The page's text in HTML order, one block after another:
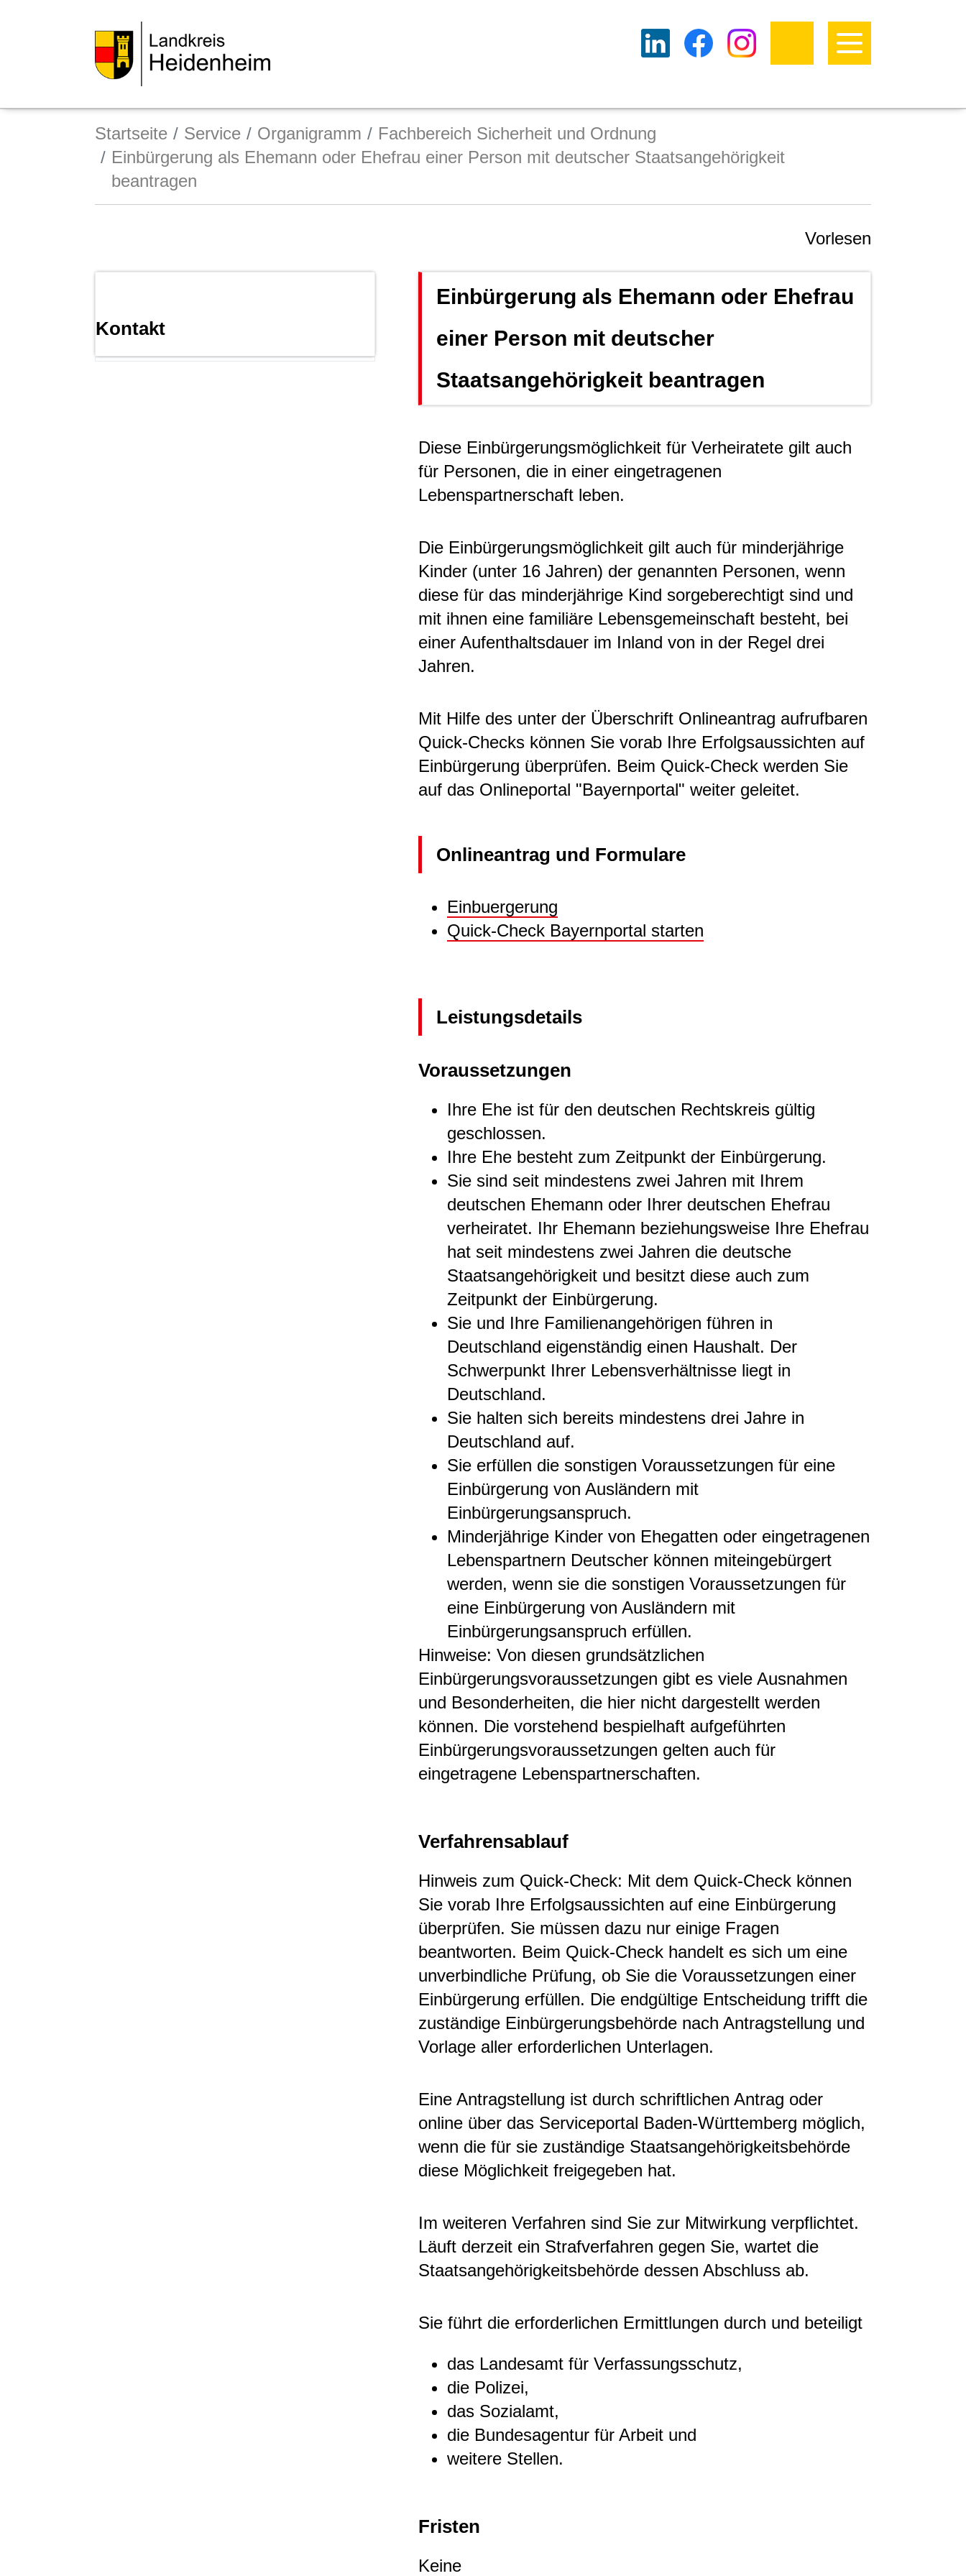
Startseite Service Organigramm
Fachbereich Sicherheit und Ordnung
Einbürgerung als Ehemann oder Ehefrau einer Person mit deutscher Staatsangehörigkeit
beantragen
Vorlesen
Kontakt
Einbürgerung als Ehemann oder Ehefrau
einer Person mit deutscher
Staatsangehörigkeit beantragen
Diese Einbürgerungsmöglichkeit für Verheiratete gilt auch
für Personen, die in einer eingetragenen
Lebenspartnerschaft leben.
Die Einbürgerungsmöglichkeit gilt auch für minderjährige
Kinder (unter 16 Jahren) der genannten Personen, wenn
diese für das minderjährige Kind sorgeberechtigt sind und
mit ihnen eine familiäre Lebensgemeinschaft besteht, bei
einer Aufenthaltsdauer im Inland von in der Regel drei
Jahren.
Mit Hilfe des unter der Überschrift Onlineantrag aufrufbaren
Quick-Checks können Sie vorab Ihre Erfolgsaussichten auf
Einbürgerung überprüfen. Beim Quick-Check werden Sie
auf das Onlineportal "Bayernportal" weiter geleitet.
Onlineantrag und Formulare
Einbuergerung
Quick-Check Bayernportal starten
Leistungsdetails
Voraussetzungen
Ihre Ehe ist für den deutschen Rechtskreis gültig
geschlossen.
Ihre Ehe besteht zum Zeitpunkt der Einbürgerung.
Sie sind seit mindestens zwei Jahren mit Ihrem
deutschen Ehemann oder Ihrer deutschen Ehefrau
verheiratet. Ihr Ehemann beziehungsweise Ihre Ehefrau
hat seit mindestens zwei Jahren die deutsche
Staatsangehörigkeit und besitzt diese auch zum
Zeitpunkt der Einbürgerung.
Sie und Ihre Familienangehörigen führen in
Deutschland eigenständig einen Haushalt. Der
Schwerpunkt Ihrer Lebensverhältnisse liegt in
Deutschland.
Sie halten sich bereits mindestens drei Jahre in
Deutschland auf.
Sie erfüllen die sonstigen Voraussetzungen für eine
Einbürgerung von Ausländern mit
Einbürgerungsanspruch.
Minderjährige Kinder von Ehegatten oder eingetragenen
Lebenspartnern Deutscher können miteingebürgert
werden, wenn sie die sonstigen Voraussetzungen für
eine Einbürgerung von Ausländern mit
Einbürgerungsanspruch erfüllen.
Hinweise: Von diesen grundsätzlichen
Einbürgerungsvoraussetzungen gibt es viele Ausnahmen
und Besonderheiten, die hier nicht dargestellt werden
können. Die vorstehend bespielhaft aufgeführten
Einbürgerungsvoraussetzungen gelten auch für
eingetragene Lebenspartnerschaften.
Verfahrensablauf
Hinweis zum Quick-Check: Mit dem Quick-Check können
Sie vorab Ihre Erfolgsaussichten auf eine Einbürgerung
überprüfen. Sie müssen dazu nur einige Fragen
beantworten. Beim Quick-Check handelt es sich um eine
unverbindliche Prüfung, ob Sie die Voraussetzungen einer
Einbürgerung erfüllen. Die endgültige Entscheidung trifft die
zuständige Einbürgerungsbehörde nach Antragstellung und
Vorlage aller erforderlichen Unterlagen.
Eine Antragstellung ist durch schriftlichen Antrag oder
online über das Serviceportal Baden-Württemberg möglich,
wenn die für sie zuständige Staatsangehörigkeitsbehörde
diese Möglichkeit freigegeben hat.
Im weiteren Verfahren sind Sie zur Mitwirkung verpflichtet.
Läuft derzeit ein Strafverfahren gegen Sie, wartet die
Staatsangehörigkeitsbehörde dessen Abschluss ab.
Sie führt die erforderlichen Ermittlungen durch und beteiligt
das Landesamt für Verfassungsschutz,
die Polizei,
das Sozialamt,
die Bundesagentur für Arbeit und
weitere Stellen.
Fristen
Keine